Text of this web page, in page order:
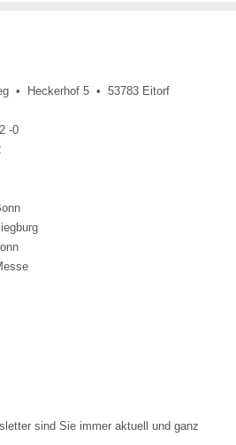
• Heckerhof 5 • 53783 Eitorf
-0
sind Sie immer aktuell und ganz